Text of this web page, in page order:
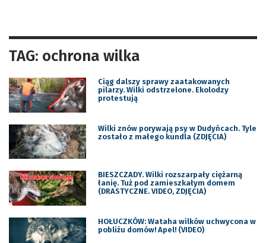
TAG: ochrona wilka
Ciąg dalszy sprawy zaatakowanych
pilarzy. Wilki odstrzelone. Ekolodzy
protestują
Wilki znów porywają psy w Dudyńcach. Tyle
zostało z małego kundla (ZDJĘCIA)
BIESZCZADY. Wilki rozszarpały ciężarną
łanię. Tuż pod zamieszkałym domem
(DRASTYCZNE. VIDEO, ZDJĘCIA)
HOŁUCZKÓW: Wataha wilków uchwycona w
pobliżu domów! Apel! (VIDEO)